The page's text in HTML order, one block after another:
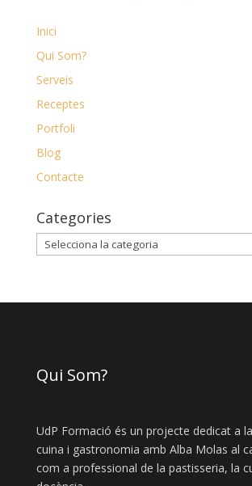
Inici
Qui Som?
Serveis
Receptes
Portfoli
Blog
Contacte
Categories
Categories
Qui Som?
UdP Formació és un projecte dedicat a
cuina i gastronomia amb Alba Molas al
com a professional de la pastisseria, la